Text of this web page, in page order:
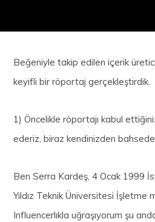
Beğeniyle takip edilen içerik
keyifli bir röportaj gerçekleştirdik.
1) Öncelikle röportajı kabul
ederiz, biraz kendinizden
Ben Serra Kardeş, 4 Ocak 1999
Yıldız Teknik Üniversitesi İşletme
Influencerlıkla uğraşıyorum şu